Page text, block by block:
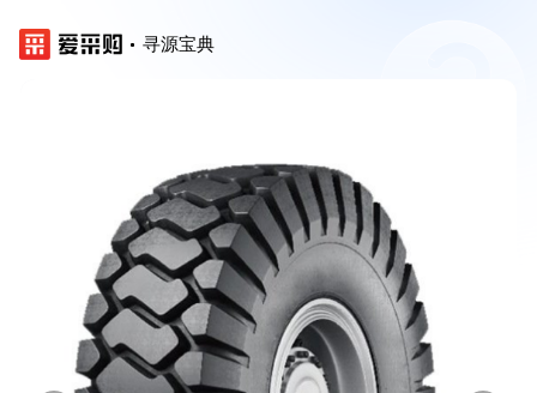
寻源宝典